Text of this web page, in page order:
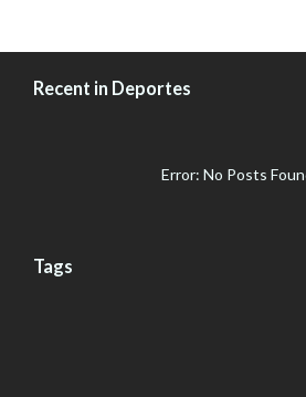
Recent in Deportes
Error: No Posts
Tags